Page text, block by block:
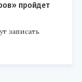
пройдет
записать